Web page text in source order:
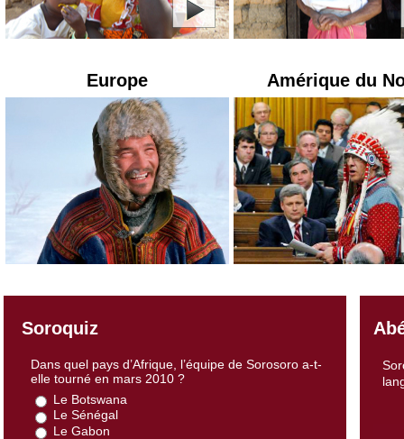
Europe Amérique du
Soroquiz
Dans quel pays d’Afrique, l’équipe de Sorosoro a-t-
elle tourné en mars 2010 ?
Le Botswana
Le Sénégal
Le Gabon